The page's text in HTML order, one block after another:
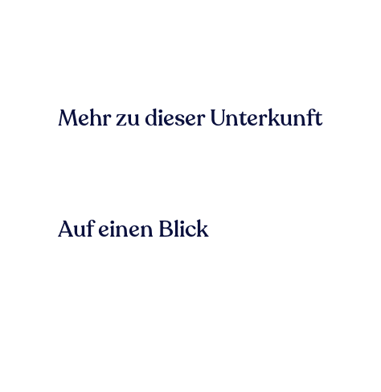
Mehr zu dieser Unterkunft
Auf einen Blick